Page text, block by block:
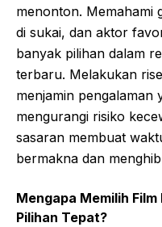
menonton. Memahami
di sukai, dan aktor
banyak pilihan dalam
terbaru. Melakukan
menjamin pengalaman
mengurangi risiko
sasaran membuat
bermakna dan
Mengapa Memilih
Pilihan Tepat?